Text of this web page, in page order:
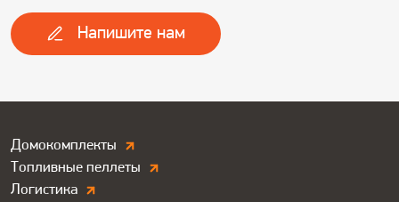
Напишите нам
Дополнитльные
ссылки.
Футер
Домокомплекты
Топливные пеллеты
Логистика